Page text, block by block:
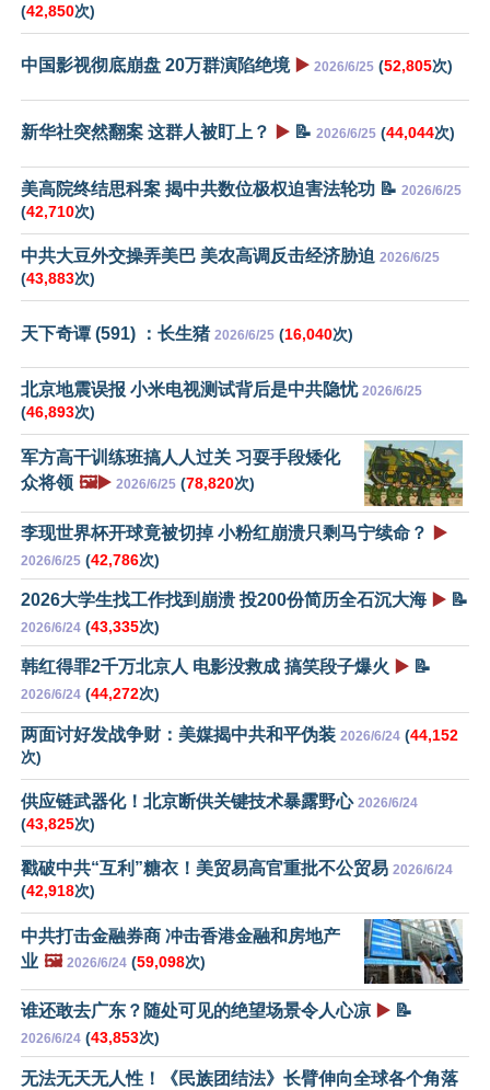
(42,850次)
中国影视彻底崩盘 20万群演陷绝境 ▶️ 2026/6/25 (52,805次)
新华社突然翻案 这群人被盯上？ ▶️ 📝 2026/6/25 (44,044次)
美高院终结思科案 揭中共数位极权迫害法轮功 📝 2026/6/25
(42,710次)
中共大豆外交操弄美巴 美农高调反击经济胁迫 2026/6/25
(43,883次)
天下奇谭 (591) ：长生猪 2026/6/25 (16,040次)
北京地震误报 小米电视测试背后是中共隐忧 2026/6/25
(46,893次)
军方高干训练班搞人人过关 习耍手段矮化
众将领 🖼️▶️ 2026/6/25 (78,820次)
李现世界杯开球竟被切掉 小粉红崩溃只剩马宁续命？ ▶️
2026/6/25 (42,786次)
2026大学生找工作找到崩溃 投200份简历全石沉大海 ▶️ 📝
2026/6/24 (43,335次)
韩红得罪2千万北京人 电影没救成 搞笑段子爆火 ▶️ 📝
2026/6/24 (44,272次)
两面讨好发战争财：美媒揭中共和平伪装 2026/6/24 (44,152
次)
供应链武器化！北京断供关键技术暴露野心 2026/6/24
(43,825次)
戳破中共“互利”糖衣！美贸易高官重批不公贸易 2026/6/24
(42,918次)
中共打击金融券商 冲击香港金融和房地产
业 🖼️ 2026/6/24 (59,098次)
谁还敢去广东？随处可见的绝望场景令人心凉 ▶️ 📝
2026/6/24 (43,853次)
无法无天无人性！《民族团结法》长臂伸向全球各个角落